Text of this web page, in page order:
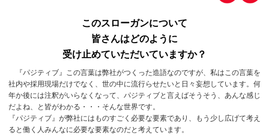
このスローガンについて
皆さんはどのように
受け止めていただいていますか？
『パジティブ』この言葉は弊社がつくった造語なのですが、私はこの言葉を
社内や採用現場だけでなく、世の中に流行らせたいと日々妄想しています。何
年か後には注釈がいらなくなって、パジティブと言えばそうそう、あんな感じ
だよね、と皆がわかる・・・そんな世界です。
『パジティブ』が弊社にはものすごく必要な要素であり、もう少し広げて考え
ると働く人みんなに必要な要素なのだと考えています。